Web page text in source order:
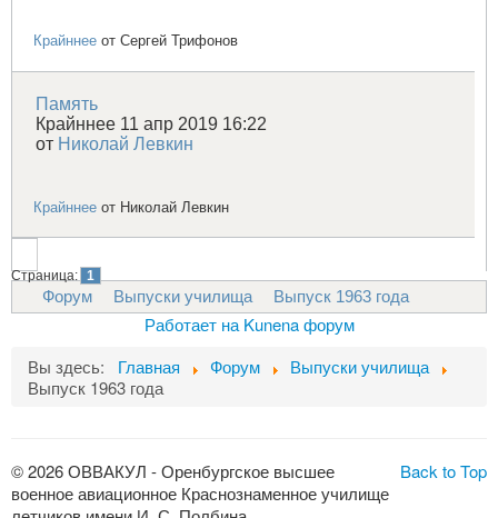
Крайннее отСергей Трифонов
Память
Крайннее 11 апр 2019 16:22
от Николай Левкин
Крайннее от Николай Левкин
Страница: 1
Форум Выпуски училища Выпуск 1963 года
Работает на Kunena форум
Вы здесь:
Главная Форум
Выпуски училища
Выпуск 1963 года
Back to Top
© 2026 ОВВАКУЛ - Оренбургское высшее
военное авиационное Краснознаменное училище